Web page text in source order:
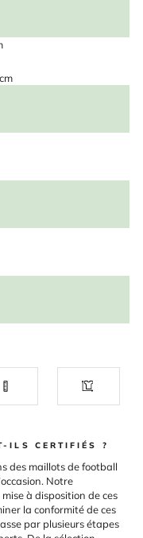
ILS CERTIFIÉS ?
des maillots de football
Notre
à disposition de ces
la conformité de ces
par plusieurs étapes